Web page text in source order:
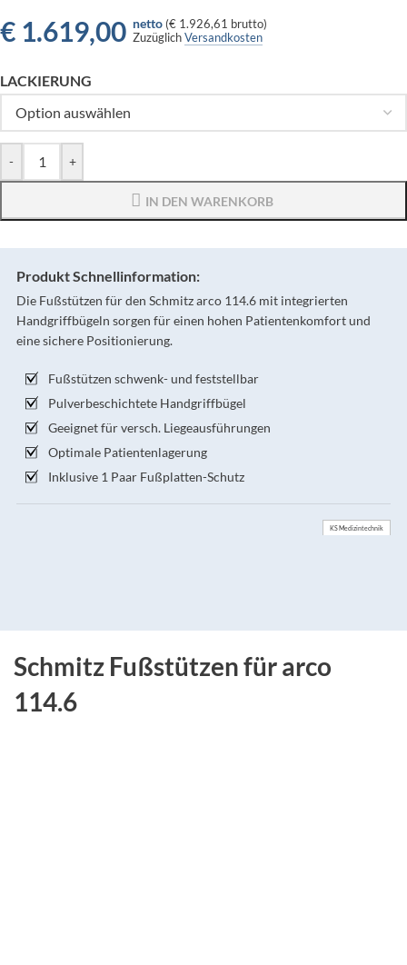
€ 1.619,00 netto (€ 1.926,61 brutto)
ZuzüglichVersandkosten
LACKIERUNG
- +
IN DEN WARENKORB
Produkt Schnellinformation:
Die Fußstützen für den Schmitz arco 114.6 mit integrierten
Handgriffbügeln sorgen für einen hohen Patientenkomfort und
eine sichere Positionierung.
Fußstützen schwenk- und feststellbar
Pulverbeschichtete Handgriffbügel
Geeignet für versch. Liegeausführungen
Optimale Patientenlagerung
Inklusive 1 Paar Fußplatten-Schutz
KS Medizintechnik
Schmitz Fußstützen für arco
114.6